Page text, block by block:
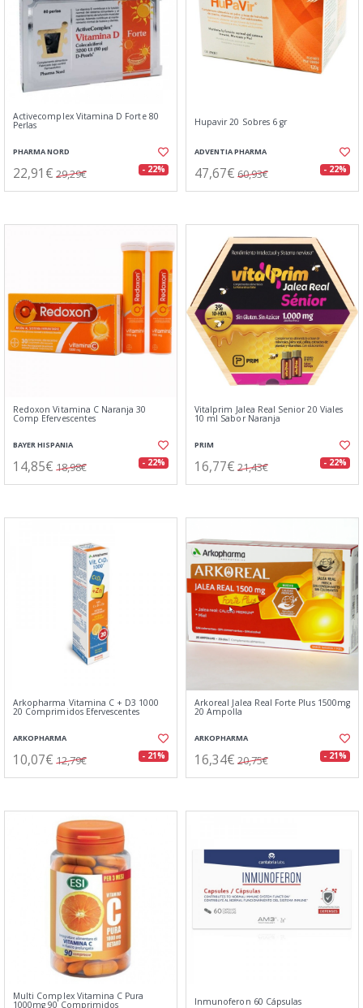
Activecomplex Vitamina D Forte 80
Perlas
PHARMA NORD
22,91€ 29,29€ - 22%
Hupavir 20 Sobres 6 gr
ADVENTIA PHARMA
47,67€ 60,93€ - 22%
Redoxon Vitamina C Naranja 30
Comp Efervescentes
BAYER HISPANIA
14,85€ 18,98€ - 22%
Vitalprim Jalea Real Senior 20 Viales
10 ml Sabor Naranja
PRIM
16,77€ 21,43€ - 22%
Arkopharma Vitamina C + D3 1000
20 Comprimidos Efervescentes
ARKOPHARMA
10,07€ 12,79€ - 21%
Arkoreal Jalea Real Forte Plus 1500mg
20 Ampolla
ARKOPHARMA
16,34€ 20,75€ - 21%
Multi Complex Vitamina C Pura
1000mg 90 Comprimidos Inmunoferon 60 Cápsulas